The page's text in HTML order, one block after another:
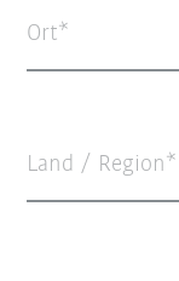
Ort
Land / Region*